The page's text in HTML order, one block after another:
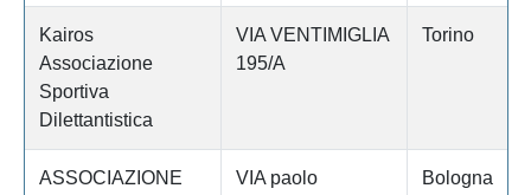
Kairos
Associazione
Sportiva
Dilettantistica
VIA VENTIMIGLIA
195/A
Torino
ASSOCIAZIONE
VIA paolo
Bologna